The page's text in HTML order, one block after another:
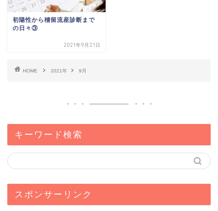
初陽性から稽留流産診断まで
の日々③
2021年9月21日
HOME 2021年 9月
キーワード検索
スポンサーリンク